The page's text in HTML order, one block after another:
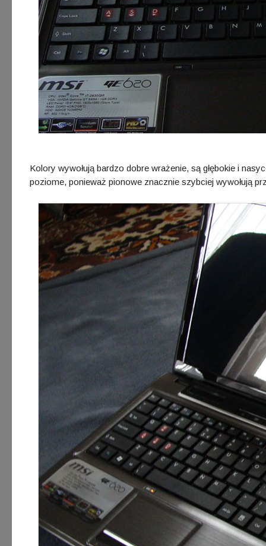
Kolory wywołują bardzo dobre wrażenie, są głębokie i
poziome, ponieważ pionowe znacznie szybciej wywołują